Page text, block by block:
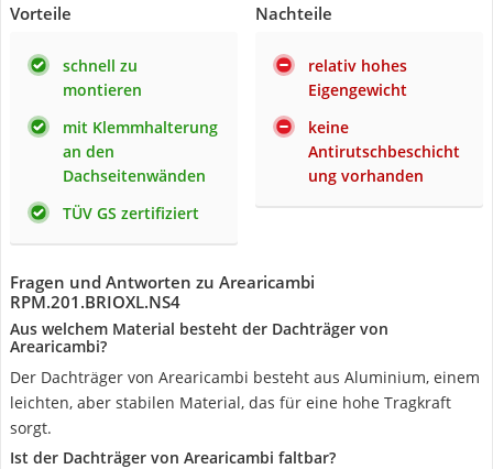
Vorteile
schnell zu
montieren
mit Klemmhalterung
an den
Dachseitenwänden
TÜV GS zertifiziert
Nachteile
relativ hohes
Eigengewicht
keine
Antirutschbeschicht
ung vorhanden
Fragen und Antworten zu Arearicambi
RPM.201.BRIOXL.NS4
Aus welchem Material besteht der Dachträger von
Arearicambi?
Der Dachträger von Arearicambi besteht aus Aluminium, einem
leichten, aber stabilen Material, das für eine hohe Tragkraft
sorgt.
Ist der Dachträger von Arearicambi faltbar?